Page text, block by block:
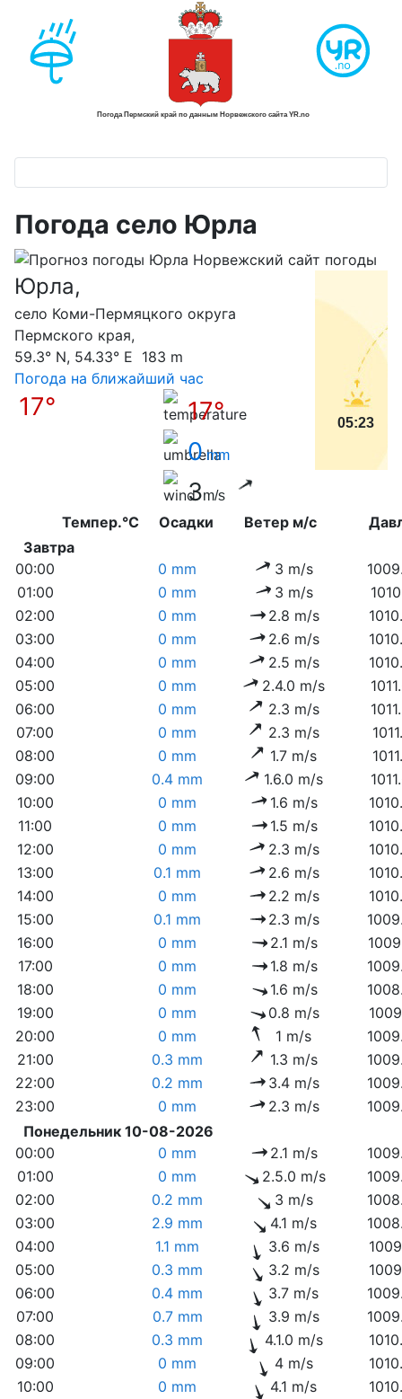
Погода село Юрла
Юрла,
село Коми-Пермяцкого округа
Пермского края,
59.3° N, 54.33° E 183 m
Погода на ближайший час
17°
17°
0mm
3m/s
05:23
Темпер.°C Осадки Ветер м/с
Завтра
00:00
0 mm 3 m/s
01:00
0 mm 3 m/s
02:00
0 mm 2.8 m/s
03:00
0 mm 2.6 m/s
04:00
0 mm 2.5 m/s
05:00
0 mm 2.4.0 m/s
06:00
0 mm 2.3 m/s
07:00
0 mm 2.3 m/s
08:00
0 mm 1.7 m/s
09:00
0.4 mm 1.6.0 m/s
10:00
0 mm 1.6 m/s
11:00
0 mm 1.5 m/s
12:00
0 mm 2.3 m/s
13:00
0.1 mm 2.6 m/s
14:00
0 mm 2.2 m/s
15:00
0.1 mm 2.3 m/s
16:00
0 mm 2.1 m/s
17:00
0 mm 1.8 m/s
18:00
0 mm 1.6 m/s
19:00
0 mm 0.8 m/s
20:00
0 mm 1 m/s
21:00
0.3 mm 1.3 m/s
22:00
0.2 mm 3.4 m/s
23:00
0 mm 2.3 m/s
Понедельник 10-08-2026
00:00
0 mm 2.1 m/s
01:00
0 mm 2.5.0 m/s
02:00
0.2 mm 3 m/s
03:00
2.9 mm 4.1 m/s
04:00
1.1 mm 3.6 m/s
05:00
0.3 mm 3.2 m/s
06:00
0.4 mm 3.7 m/s
07:00
0.7 mm 3.9 m/s
08:00
0.3 mm 4.1.0 m/s
09:00
0 mm 4 m/s
10:00
0 mm 4.1 m/s